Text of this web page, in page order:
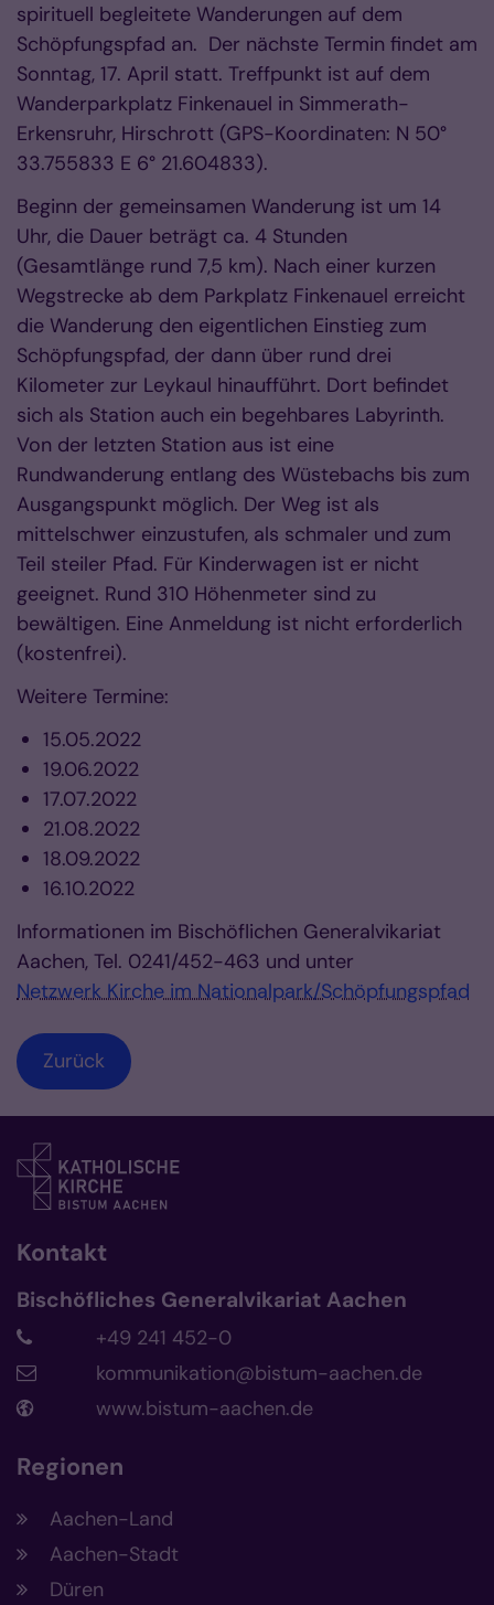
spirituell begleitete Wanderungen auf dem
Schöpfungspfad an. Der nächste Termin findet am
Sonntag, 17. April statt. Treffpunkt ist auf dem
Wanderparkplatz Finkenauel in Simmerath-
Erkensruhr, Hirschrott (GPS-Koordinaten: N 50°
33.755833 E 6° 21.604833).
Beginn der gemeinsamen Wanderung ist um 14
Uhr, die Dauer beträgt ca. 4 Stunden
(Gesamtlänge rund 7,5 km). Nach einer kurzen
Wegstrecke ab dem Parkplatz Finkenauel erreicht
die Wanderung den eigentlichen Einstieg zum
Schöpfungspfad, der dann über rund drei
Kilometer zur Leykaul hinaufführt. Dort befindet
sich als Station auch ein begehbares Labyrinth.
Von der letzten Station aus ist eine
Rundwanderung entlang des Wüstebachs bis zum
Ausgangspunkt möglich. Der Weg ist als
mittelschwer einzustufen, als schmaler und zum
Teil steiler Pfad. Für Kinderwagen ist er nicht
geeignet. Rund 310 Höhenmeter sind zu
bewältigen. Eine Anmeldung ist nicht erforderlich
(kostenfrei).
Weitere Termine:
15.05.2022
19.06.2022
17.07.2022
21.08.2022
18.09.2022
16.10.2022
Informationen im Bischöflichen Generalvikariat
Aachen, Tel. 0241/452-463 und unter
Netzwerk Kirche im Nationalpark/Schöpfungspfad
Zurück
Kontakt
Bischöfliches Generalvikariat Aachen
+49 241 452-0
kommunikation@bistum-aachen.de
www.bistum-aachen.de
Regionen
Aachen-Land
Aachen-Stadt
Düren